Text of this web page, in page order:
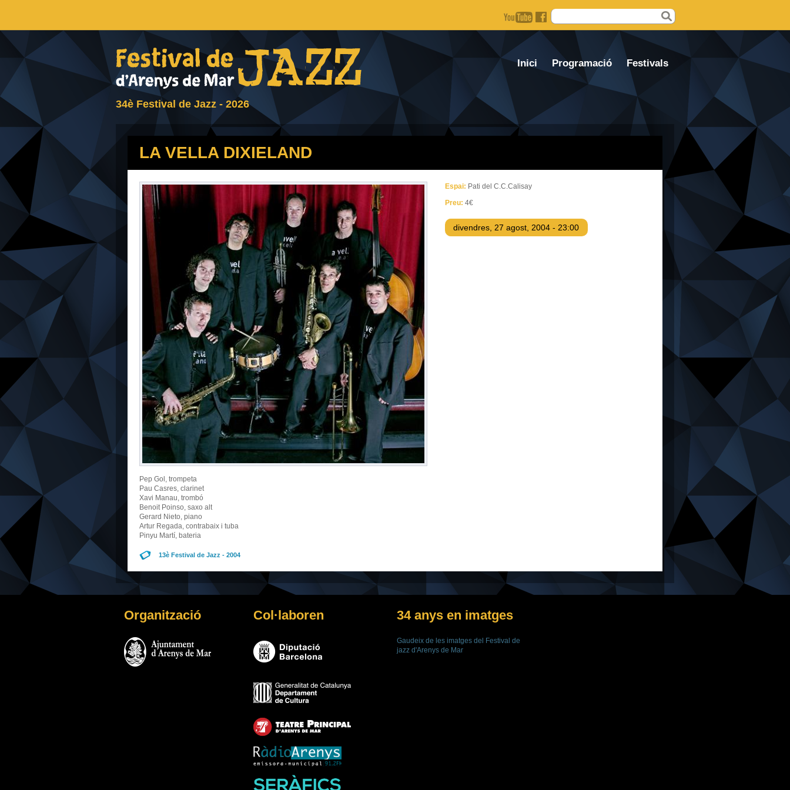
Formulari de cerca
34è Festival de Jazz - 2026
Inici Programació Festivals
LA VELLA DIXIELAND
Espai: Pati del C.C.Calisay
Preu: 4€
divendres, 27 agost, 2004 - 23:00
Pep Gol, trompeta
Pau Casres, clarinet
Xavi Manau, trombó
Benoit Poinso, saxo alt
Gerard Nieto, piano
Artur Regada, contrabaix i tuba
Pinyu Martí, bateria
13è Festival de Jazz - 2004
Organització Col·laboren 34 anys en imatges
Gaudeix de les imatges del Festival de
jazz d'Arenys de Mar